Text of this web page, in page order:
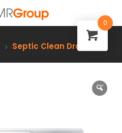
Septic Clean Drain 5 kg
0